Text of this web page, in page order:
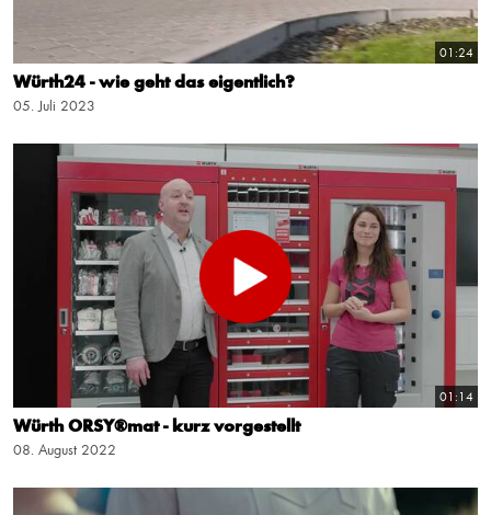
01:24
Würth24 - wie geht das eigentlich?
05. Juli 2023
01:14
Würth ORSY®mat - kurz vorgestellt
08. August 2022